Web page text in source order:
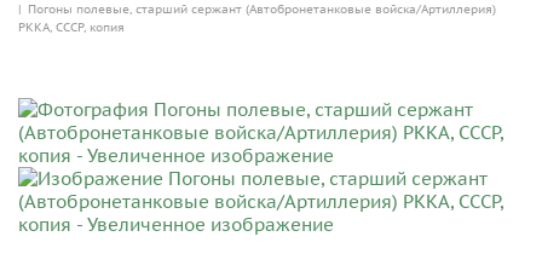
| Погоны полевые, старший сержант (Автобронетанковые войска/Артиллерия)
РККА, СССР, копия